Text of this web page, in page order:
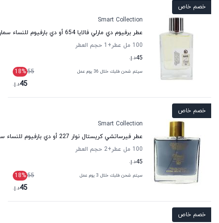
خصم خاص
Smart Collection
عطر برفيوم دي مارلي فالايا 654 أو دي بارفيوم للنساء سمارت كولكشن
100 مل عطر
+1
حجم العطر
45د.إ.
سيتم شحن طلبك خلال 36 يوم عمل 55
18%
45د.إ.
خصم خاص
Smart Collection
عطر فيرساتشي كريستال نوار 227 أو دي بارفيوم للنساء سمارت كولكشن
100 مل عطر
+2
حجم العطر
45د.إ.
سيتم شحن طلبك خلال 3 يوم عمل 55
18%
45د.إ.
خصم خاص